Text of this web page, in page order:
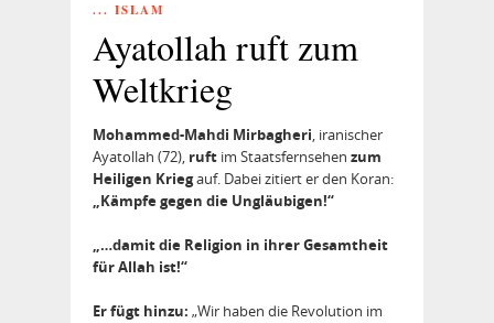
... ISLAM
Ayatollah ruft zum
Weltkrieg
Mohammed-Mahdi Mirbagheri, iranischer
Ayatollah (72), ruft im Staatsfernsehen zum
Heiligen Kriegauf. Dabei zitiert er den Koran:
„Kämpfe gegen die Ungläubigen!“
„…damit die Religion in ihrer Gesamtheit
für Allah ist!“
Er fügt hinzu: „Wir haben die Revolution im